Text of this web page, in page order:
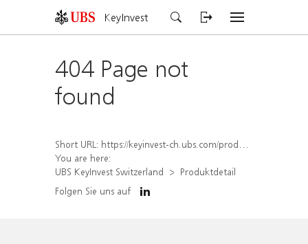
KeyInvest
404 Page not
found
Short URL: https://keyinvest-ch.ubs.com/produkt/detail/index/isin/CH1565649634
You are here:
UBS KeyInvest Switzerland
Produktdetail
Folgen Sie uns auf